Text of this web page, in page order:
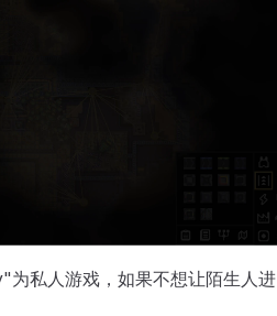
为私人游戏，如果不想让陌生人进